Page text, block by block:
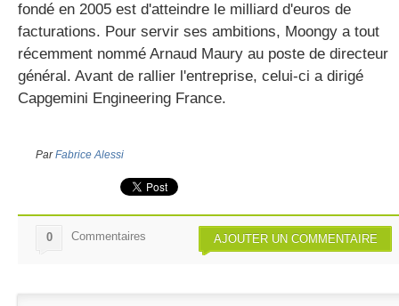
fondé en 2005 est d'atteindre le milliard d'euros de
facturations. Pour servir ses ambitions, Moongy a tout
récemment nommé Arnaud Maury au poste de directeur
général. Avant de rallier l'entreprise, celui-ci a dirigé
Capgemini Engineering France.
ParFabrice Alessi
AJOUTER UN COMMENTAIRE
0 Commentaires